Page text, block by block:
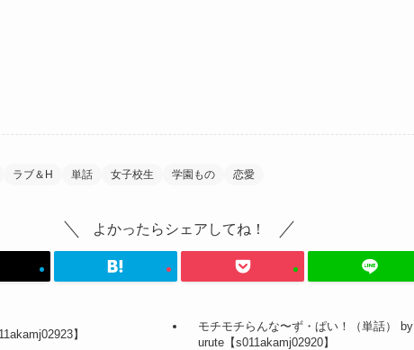
ラブ＆H 単話 女子校生 学園もの 恋愛
よかったらシェアしてね！
】
モチモチらんな〜ず・ぱい！（単話） by
urute【s011akamj02920】